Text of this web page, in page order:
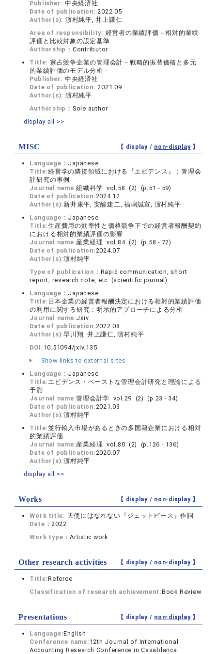
Publisher: 中央経済社
Date of publication:2022.05
Author(s): 濵村純平, 井上謙仁
Area of responsibility: 経営者の業績評価－相対的業績
評価と比較対象の設定基準
Authorship： Contributor
Title: 寡占競争企業の管理会計－戦略的振替価格と多元
的業績評価のモデル分析－
Publisher: 中央経済社
Date of publication:2021.09
Author(s): 濵村純平
Authorship： Sole author
display all >>
MISC 【 display / non-display】
Language： Japanese
Title:経営学の隣接領域における『エビデンス』：管理会
計研究の事例
Journal name:組織科学 vol.58 (2) (p.51 - 59)
Date of publication:2024.12
Author(s): 新井康平, 安酸建二, 福嶋誠宣, 濵村純平
Language： Japanese
Title:生産費用の効率性と価格競争下での経営者報酬契約
における相対的業績評価の影響
Journal name:産業経理 vol.84 (2) (p.58 - 72)
Date of publication:2024.07
Author(s):濵村純平
Type of publication： Rapid communication, short
report, research note, etc. (scientific journal)
Language： Japanese
Title: 日本企業の経営者報酬決定における相対的業績評価
の利用に関する研究：明示的アプローチによる分析
Journal name:Jxiv
Date of publication:2022.08
Author(s):早川翔, 井上謙仁, 濵村純平
DOI: 10.51094/jxiv.135
Show links to external sites
Language： Japanese
Title: エビデンス・ベーストな管理会計研究と理論による
予測
Journal name:管理会計学 vol.29 (2) (p.23 - 34)
Date of publication:2021.03
Author(s):濵村純平
Title:並行輸入市場があるときの多国籍企業における相対
的業績評価
Journal name:産業経理 vol.80 (2) (p.126 - 136)
Date of publication:2020.07
Author(s):濵村純平
display all >>
Works 【 display / non-display】
Work title: 天使にはなれない『ジェットピース』作詞
Date：2022
Work type：Artistic work
Other research activities 【 display / non-display】
Title:Referee
Classification of research achievement:Book Review
Presentations 【 display / non-display】
Language:English
Conference name: 12th Journal of International
Accounting Research Conference in Casablanca